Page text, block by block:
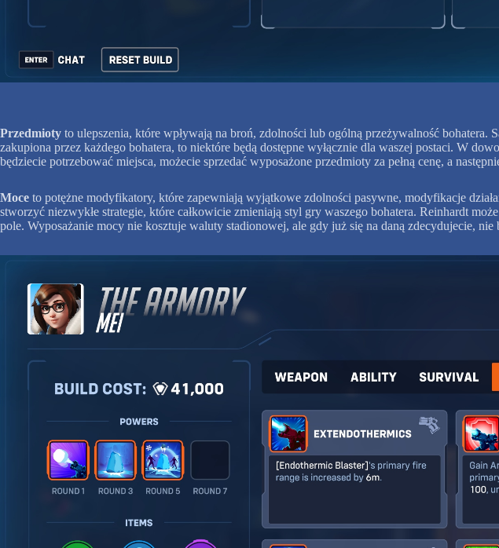
Przedmioty to ulepszenia, które wpływają na broń, zdolności lub ogólną przeżywalność
zakupiona przez każdego bohatera, to niektóre będą dostępne wyłącznie dla waszej postaci. W
będziecie potrzebować miejsca, możecie sprzedać wyposażone przedmioty za pełną cenę, a
Moce to potężne modyfikatory, które zapewniają wyjątkowe zdolności pasywne, modyfikacje
stworzyć niezwykłe strategie, które całkowicie zmieniają styl gry waszego bohatera. Reinhardt
pole. Wyposażanie mocy nie kosztuje waluty stadionowej, ale gdy już się na daną zdecydujecie,